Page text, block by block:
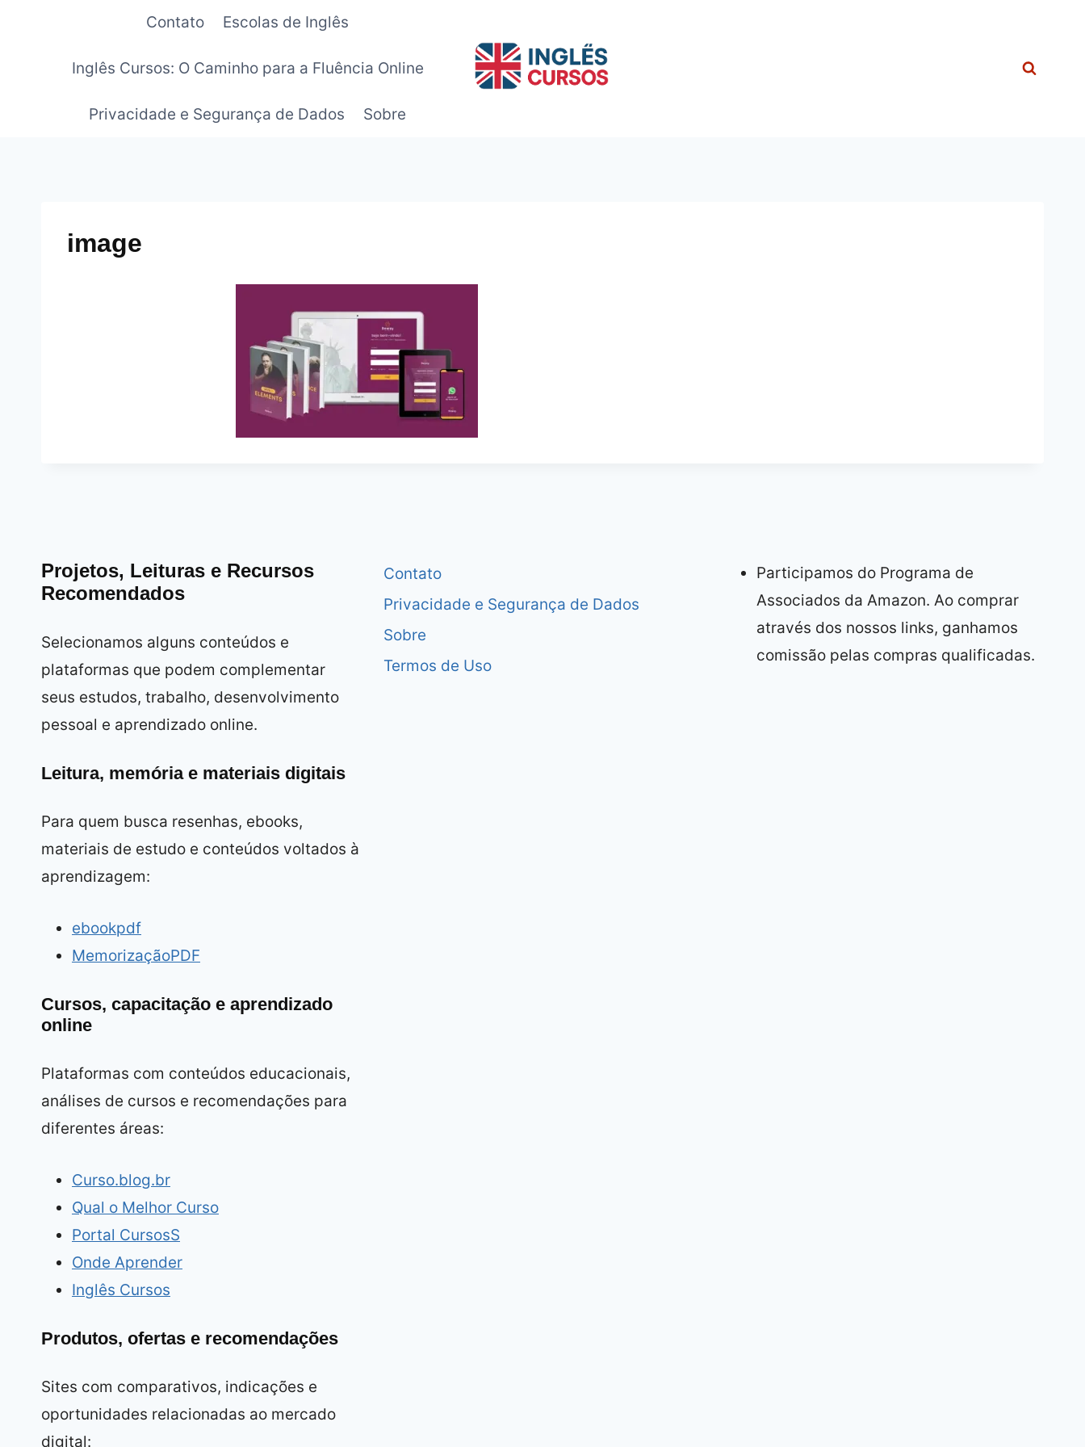
Contato Escolas de Inglês
Inglês Cursos: O Caminho para a Fluência Online
Privacidade e Segurança de Dados Sobre
image
Projetos, Leituras e Recursos
Recomendados
Selecionamos alguns conteúdos e
plataformas que podem complementar
seus estudos, trabalho, desenvolvimento
pessoal e aprendizado online.
Leitura, memória e materiais digitais
Para quem busca resenhas, ebooks,
materiais de estudo e conteúdos voltados à
aprendizagem:
ebookpdf
MemorizaçãoPDF
Cursos, capacitação e aprendizado
online
Plataformas com conteúdos educacionais,
análises de cursos e recomendações para
diferentes áreas:
Curso.blog.br
Qual o Melhor Curso
Portal CursosS
Onde Aprender
Inglês Cursos
Produtos, ofertas e recomendações
Sites com comparativos, indicações e
oportunidades relacionadas ao mercado
digital:
Contato
Privacidade e Segurança de Dados
Sobre
Termos de Uso
Participamos do Programa de
Associados da Amazon. Ao comprar
através dos nossos links, ganhamos
comissão pelas compras qualificadas.